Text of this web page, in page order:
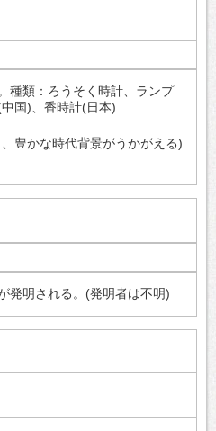
種類：ろうそく時計、ランプ
国)、香時計(日本)
豊かな時代背景がうかがえる)
発明される。(発明者は不明)